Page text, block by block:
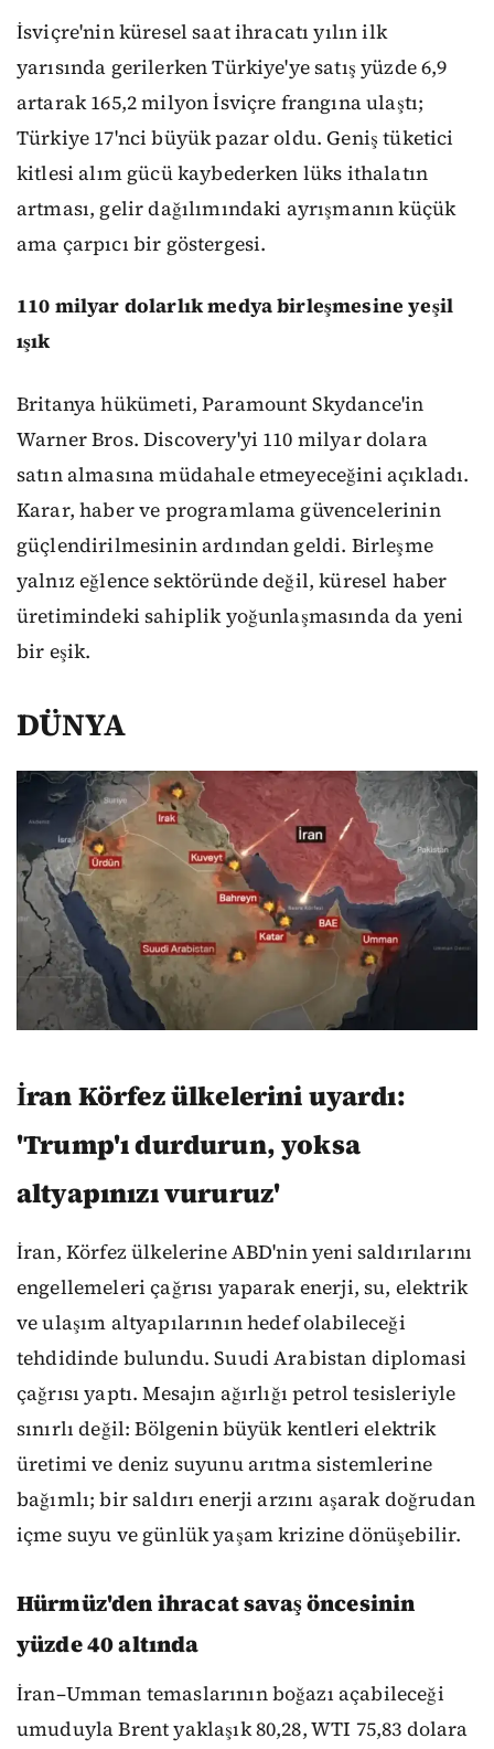
İsviçre'nin küresel saat ihracatı yılın ilk
yarısında gerilerken Türkiye'ye satış yüzde 6,9
artarak 165,2 milyon İsviçre frangına ulaştı;
Türkiye 17'nci büyük pazar oldu. Geniş tüketici
kitlesi alım gücü kaybederken lüks ithalatın
artması, gelir dağılımındaki ayrışmanın küçük
ama çarpıcı bir göstergesi.
110 milyar dolarlık medya birleşmesine yeşil
ışık
Britanya hükümeti, Paramount Skydance'in
Warner Bros. Discovery'yi 110 milyar dolara
satın almasına müdahale etmeyeceğini açıkladı.
Karar, haber ve programlama güvencelerinin
güçlendirilmesinin ardından geldi. Birleşme
yalnız eğlence sektöründe değil, küresel haber
üretimindeki sahiplik yoğunlaşmasında da yeni
bir eşik.
DÜNYA
İran Körfez ülkelerini uyardı:
'Trump'ı durdurun, yoksa
altyapınızı vururuz'
İran, Körfez ülkelerine ABD'nin yeni saldırılarını
engellemeleri çağrısı yaparak enerji, su, elektrik
ve ulaşım altyapılarının hedef olabileceği
tehdidinde bulundu. Suudi Arabistan diplomasi
çağrısı yaptı. Mesajın ağırlığı petrol tesisleriyle
sınırlı değil: Bölgenin büyük kentleri elektrik
üretimi ve deniz suyunu arıtma sistemlerine
bağımlı; bir saldırı enerji arzını aşarak doğrudan
içme suyu ve günlük yaşam krizine dönüşebilir.
Hürmüz'den ihracat savaş öncesinin
yüzde 40 altında
İran–Umman temaslarının boğazı açabileceği
umuduyla Brent yaklaşık 80,28, WTI 75,83 dolara